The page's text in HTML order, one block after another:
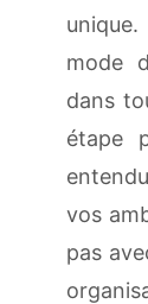
mode
dans
étape
vos
pas